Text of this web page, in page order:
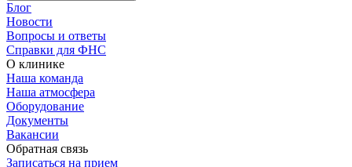
Блог
Новости
Вопросы и ответы
Справки для ФНС
О клинике
Наша команда
Наша атмосфера
Оборудование
Документы
Вакансии
Обратная связь
Записаться на прием